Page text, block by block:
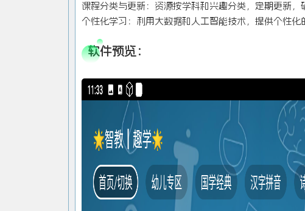
课程分类与更新：资源按学科和兴趣分类，定期更新，
个性化学习：利用大数据和人工智能技术，提供个性化
软件预览：